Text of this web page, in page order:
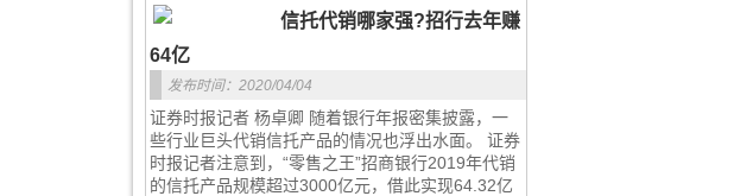
信托代销哪家强?招行去年赚
64亿
发布时间：2020/04/04
证券时报记者 杨卓卿 随着银行年报密集披露，一
些行业巨头代销信托产品的情况也浮出水面。 证券
时报记者注意到，“零售之王”招商银行2019年代销
的信托产品规模超过3000亿元，借此实现64.32亿